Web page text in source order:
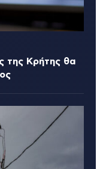
της Κρήτης θα